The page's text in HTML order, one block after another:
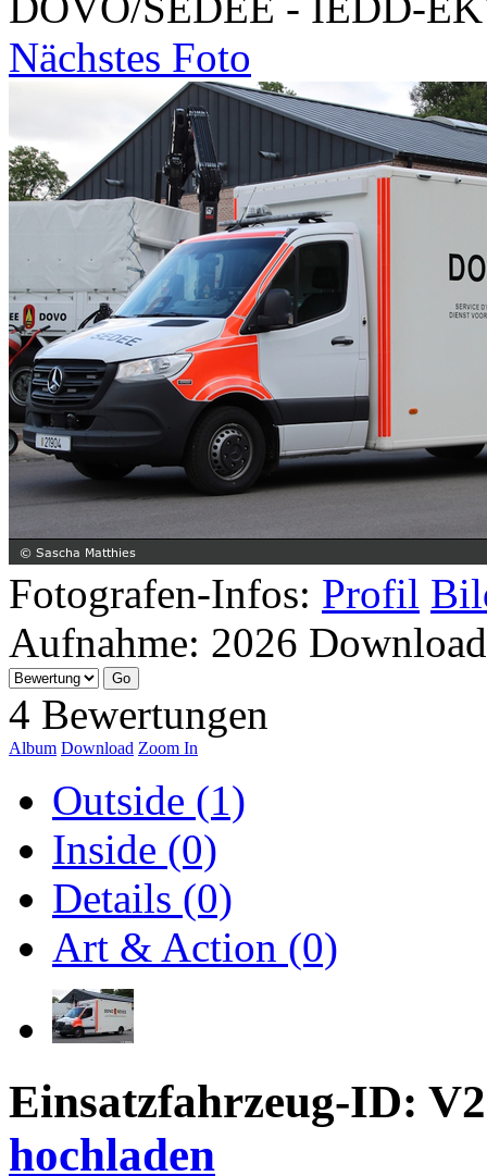
Nächstes Foto
Fotografen-Infos: Profil
Aufnahme: 2026
4 Bewertungen
Album Download Zoom In
Outside (1)
Inside (0)
Details (0)
Art & Action (0)
Einsatzfahrzeug-ID:
hochladen